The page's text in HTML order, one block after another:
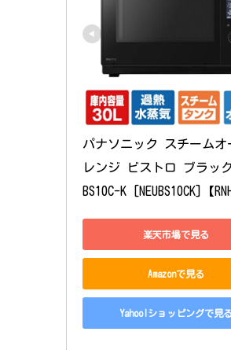
パナソニック スチームオ
レンジ ビストロ ブラッ
BS10C-K [NEUBS10CK]【
楽天市場で見る
Amazonで見る
Yahoo!ショッピングで見る